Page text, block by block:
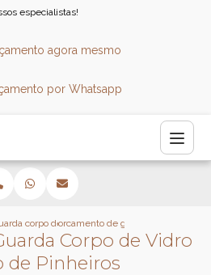
especialistas!
agora mesmo
por Whatsapp
corpo de aluminio
orcamento de guarda corpo de
Corpo de Vidro
de Pinheiros